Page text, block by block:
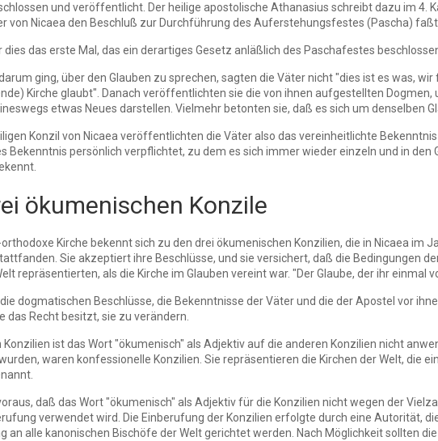
und veröffentlicht. Der heilige apostolische Athanasius schreibt dazu im 4.
von Nicaea den Beschluß zur Durchführung des Auferstehungsfestes (Pascha)
dies das erste Mal, das ein derartiges Gesetz anläßlich des Paschafestes
ging, über den Glauben zu sprechen, sagten die Väter nicht "dies ist es was,
Kirche glaubt". Danach veröffentlichten sie die von ihnen aufgestellten
etwas Neues darstellen. Vielmehr betonten sie, daß es sich um denselben
Konzil von Nicaea veröffentlichten die Väter also das vereinheitlichte
Bekenntnis persönlich verpflichtet, zu dem es sich immer wieder einzeln und in
ökumenischen Konzile
orthodoxe Kirche bekennt sich zu den drei ökumenischen Konzilien, die in Nicaea im
Sie akzeptiert ihre Beschlüsse, und sie versichert, daß die Bedingungen
repräsentierten, als die Kirche im Glauben vereint war. "Der Glaube, der ihr einmal
dogmatischen Beschlüsse, die Bekenntnisse der Väter und die der Apostel vor
das Recht besitzt, sie zu verändern.
Konzilien ist das Wort "ökumenisch" als Adjektiv auf die anderen Konzilien nicht
waren konfessionelle Konzilien. Sie repräsentieren die Kirchen der Welt, die
daß das Wort "ökumenisch" als Adjektiv für die Konzilien nicht wegen der
verwendet wird. Die Einberufung der Konzilien erfolgte durch eine Autorität,
an alle kanonischen Bischöfe der Welt gerichtet werden. Nach Möglichkeit sollten